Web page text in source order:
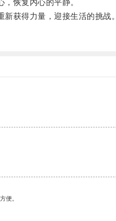
恢复内心的平静。
获得力量，迎接生活的挑战。
便。